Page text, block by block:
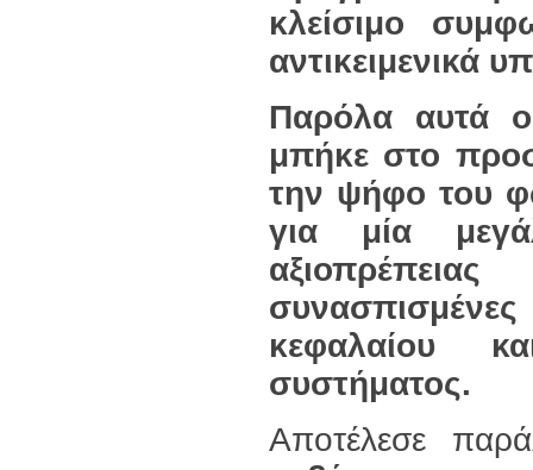
κλείσιμο
αντικειμενικά
Παρόλα αυτά ο
μπήκε στο
την ψήφο του
για μία
κεφαλαίου
συστήματος.
Αποτέλεσε